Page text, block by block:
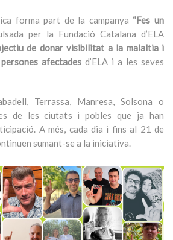
forma part de la campanya “Fes un
per la Fundació Catalana d’ELA
de donar visibilitat a la malaltia i
afectades d’ELA i a les seves
Terrassa, Manresa, Solsona o
de les ciutats i pobles que ja han
A més, cada dia i fins al 21 de
sumant-se a la iniciativa.